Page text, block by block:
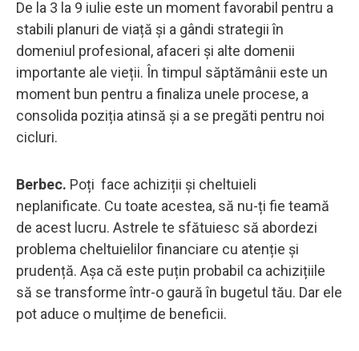
De la 3 la 9 iulie este un moment favorabil pentru a
stabili planuri de viață și a gândi strategii în
domeniul profesional, afaceri și alte domenii
importante ale vieții. În timpul săptămânii este un
moment bun pentru a finaliza unele procese, a
consolida poziția atinsă și a se pregăti pentru noi
cicluri.
Berbec. Poți face achiziții și cheltuieli
neplanificate. Cu toate acestea, să nu-ți fie teamă
de acest lucru. Astrele te sfătuiesc să abordezi
problema cheltuielilor financiare cu atenție și
prudență. Așa că este puțin probabil ca achizițiile
să se transforme într-o gaură în bugetul tău. Dar ele
pot aduce o mulțime de beneficii.